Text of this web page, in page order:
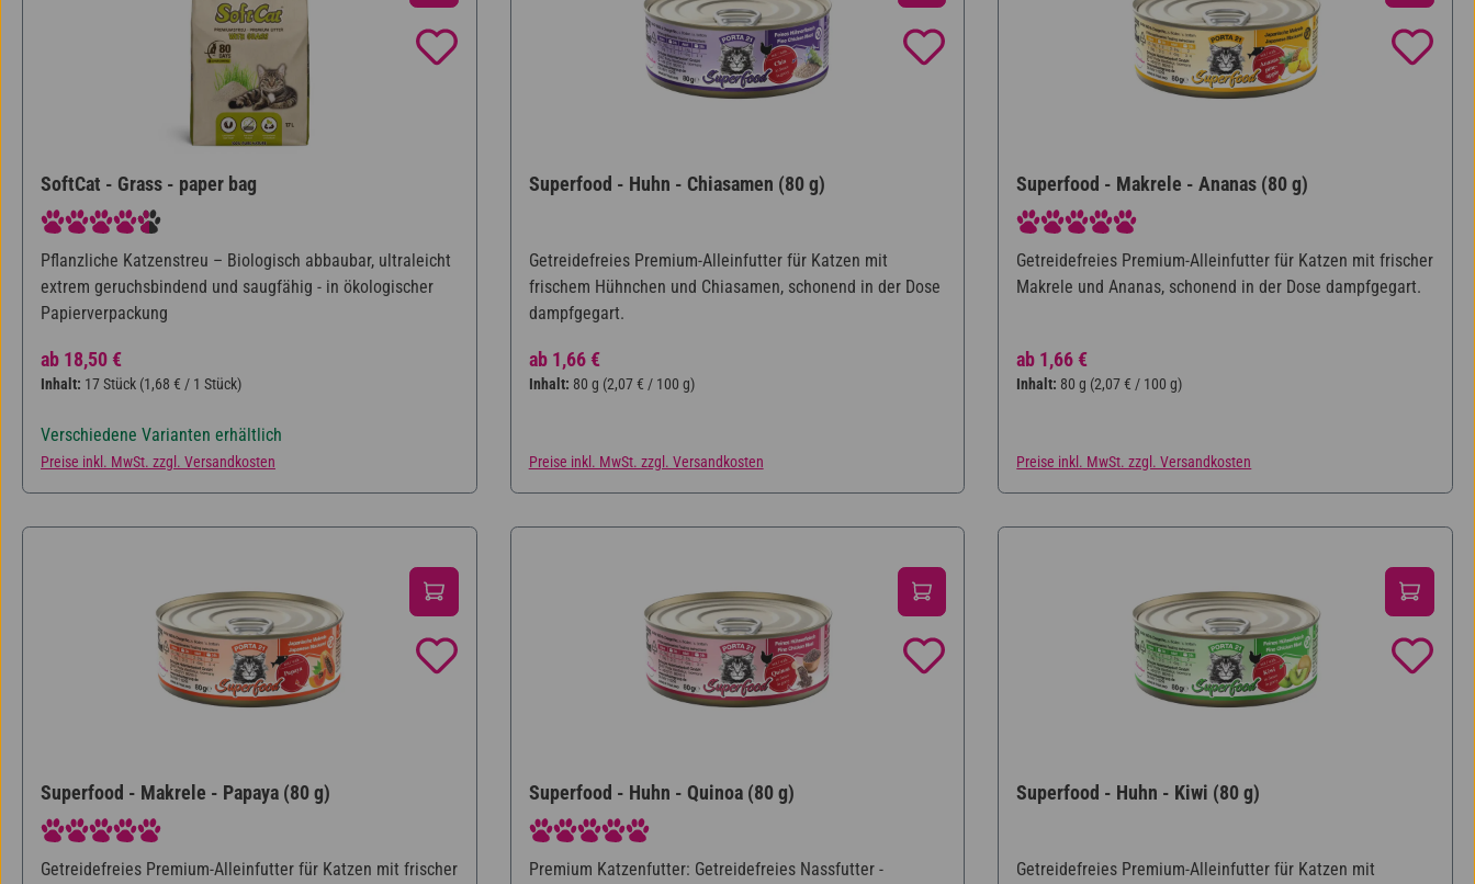
SoftCat - Grass - paper bag
Durchschnittliche Bewertung von 4.6 von 5 Sternen
Pflanzliche Katzenstreu – Biologisch abbaubar, ultraleicht
extrem geruchsbindend und saugfähig - in ökologischer
Papierverpackung
Regulärer Preis:
ab 18,50 €
Inhalt: 17 Stück (1,68 € / 1 Stück)
Verschiedene Varianten erhältlich
Preise inkl. MwSt. zzgl. Versandkosten
Superfood - Huhn - Chiasamen (80 g)
Getreidefreies Premium-Alleinfutter für Katzen mit
frischem Hühnchen und Chiasamen, schonend in der Dose
dampfgegart.
Regulärer Preis:
ab 1,66 €
Inhalt: 80 g (2,07 € / 100 g)
Preise inkl. MwSt. zzgl. Versandkosten
Superfood - Makrele - Ananas (80 g)
Durchschnittliche Bewertung von 5 von 5 Sternen
Getreidefreies Premium-Alleinfutter für Katzen mit frischer
Makrele und Ananas, schonend in der Dose dampfgegart.
Regulärer Preis:
ab 1,66 €
Inhalt: 80 g (2,07 € / 100 g)
Preise inkl. MwSt. zzgl. Versandkosten
Superfood - Makrele - Papaya (80 g)
Durchschnittliche Bewertung von 5 von 5 Sternen
Getreidefreies Premium-Alleinfutter für Katzen mit frischer
Superfood - Huhn - Quinoa (80 g)
Durchschnittliche Bewertung von 5 von 5 Sternen
Premium Katzenfutter: Getreidefreies Nassfutter -
Superfood - Huhn - Kiwi (80 g)
Getreidefreies Premium-Alleinfutter für Katzen mit